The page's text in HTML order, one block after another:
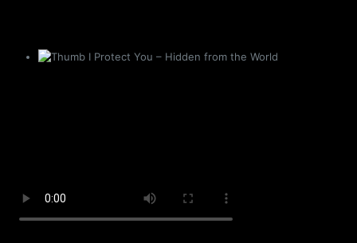
I Protect You – Hidden from the World